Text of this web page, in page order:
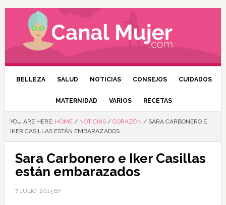
BELLEZA SALUD NOTICIAS CONSEJOS CUIDADOS
MATERNIDAD VARIOS RECETAS
YOU ARE HERE: HOME / NOTICIAS / CORAZÓN /SARA CARBONERO E
IKER CASILLAS ESTÁN EMBARAZADOS
Sara Carbonero e Iker Casillas
están embarazados
7 JULIO, 2013BY